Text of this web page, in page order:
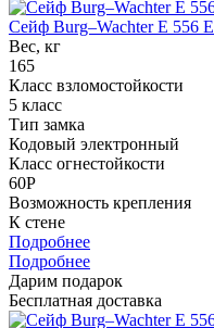
Сейф Burg–Wachter E 556 E
Вес, кг
165
Класс взломостойкости
5 класс
Тип замка
Кодовый электронный
Класс огнестойкости
60P
Возможность крепления
К стене
Подробнее
Подробнее
Дарим подарок
Бесплатная доставка